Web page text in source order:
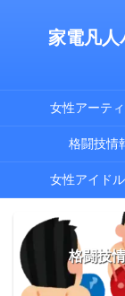
家電凡人
女性アーテ
格闘技情
女性アイド
格闘技